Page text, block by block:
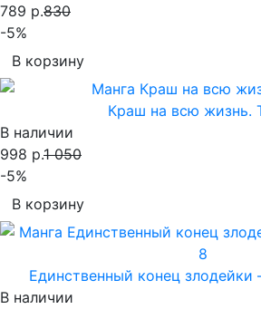
789 р.830
-5%
В корзину
Краш на всю жизнь.
В наличии
998 р.1 050
-5%
В корзину
Единственный конец
В наличии